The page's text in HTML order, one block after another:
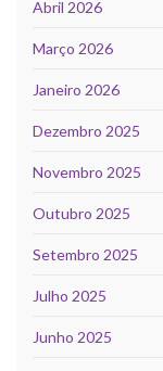
Abril 2026
Março 2026
Janeiro 2026
Dezembro 2025
Novembro 2025
Outubro 2025
Setembro 2025
Julho 2025
Junho 2025